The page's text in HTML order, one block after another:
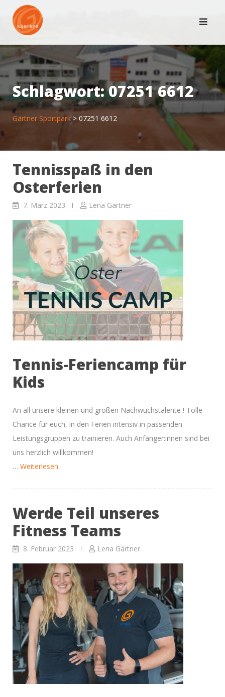
content
Schlagwort:07251 6612
Gärtner Sportpark> 07251 6612
Tennisspaß in den
Osterferien
7. März 2023 Lena Gärtner
Tennis-Feriencamp für
Kids
An all unsere kleinen und großen Nachwuchstalente ! Tolle
Chance für euch, in den Ferien intensiv in passenden
Leistungsgruppen zu trainieren. Auch Anfänger:innen sind bei
uns herzlich willkommen!
… Weiterlesen
Osterferien”
Werde Teil unseres
Fitness Teams
8. Februar 2023 Lena Gärtner